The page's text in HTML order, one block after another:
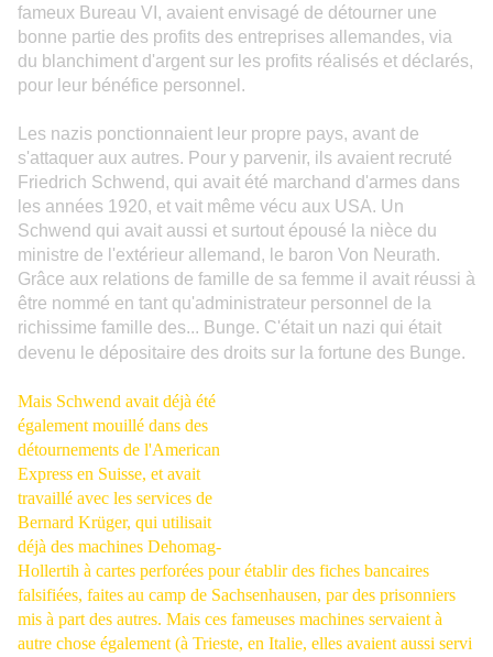
fameux Bureau VI, avaient envisagé de détourner une
bonne partie des profits des entreprises allemandes, via
du blanchiment d'argent sur les profits réalisés et déclarés,
pour leur bénéfice personnel.
Les nazis ponctionnaient leur propre pays, avant de
s'attaquer aux autres. Pour y parvenir, ils avaient recruté
Friedrich Schwend, qui avait été marchand d'armes dans
les années 1920, et vait même vécu aux USA. Un
Schwend qui avait aussi et surtout épousé la nièce du
ministre de l'extérieur allemand, le baron Von Neurath.
Grâce aux relations de famille de sa femme il avait réussi à
être nommé en tant qu'administrateur personnel de la
richissime famille des... Bunge. C'était un nazi qui était
devenu le dépositaire des droits sur la fortune des Bunge.
Mais Schwend avait déjà été
également mouillé dans des
détournements de l'American
Express en Suisse, et avait
travaillé avec les services de
Bernard Krüger, qui utilisait
déjà des machines Dehomag-
Hollertih à cartes perforées pour établir des fiches bancaires
falsifiées, faites au camp de Sachsenhausen, par des prisonniers
mis à part des autres. Mais ces fameuses machines servaient à
autre chose également (à Trieste, en Italie, elles avaient aussi servi